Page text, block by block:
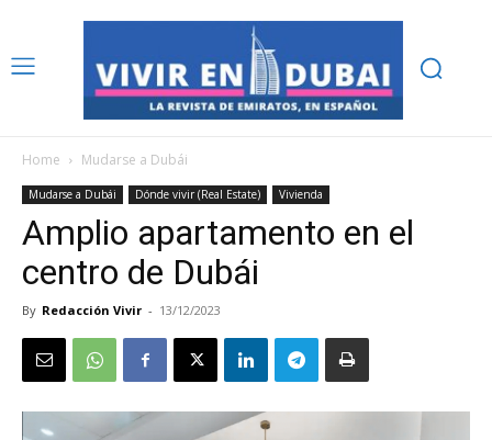
Home Mudarse a Dubái
Mudarse a Dubái Dónde vivir (Real Estate) Vivienda
Amplio apartamento en el
centro de Dubái
By Redacción Vivir - 13/12/2023